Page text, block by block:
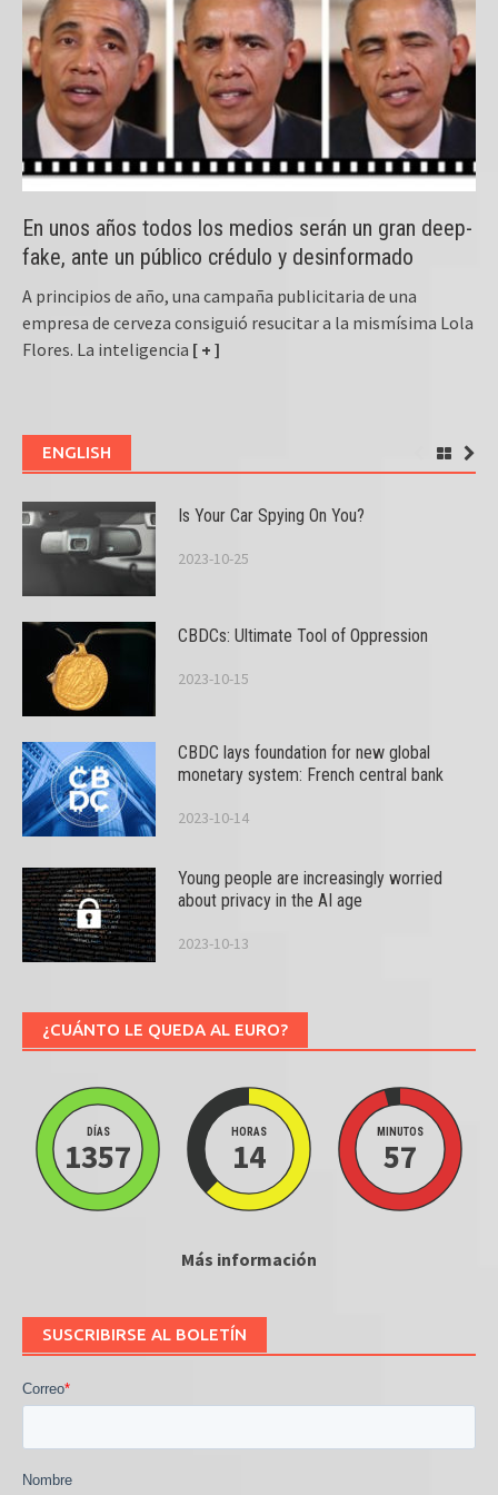
En unos años todos los medios serán un gran deep-
fake, ante un público crédulo y desinformado
A principios de año, una campaña publicitaria de una
empresa de cerveza consiguió resucitar a la mismísima Lola
Flores. La inteligencia [ + ]
ENGLISH
Is Your Car Spying On You?
2023-10-25
CBDCs: Ultimate Tool of Oppression
2023-10-15
CBDC lays foundation for new global
monetary system: French central bank
2023-10-14
Young people are increasingly worried
about privacy in the AI age
2023-10-13
¿CUÁNTO LE QUEDA AL EURO?
DÍAS
1357
HORAS
14
MINUTOS
57
Más información
SUSCRIBIRSE AL BOLETÍN